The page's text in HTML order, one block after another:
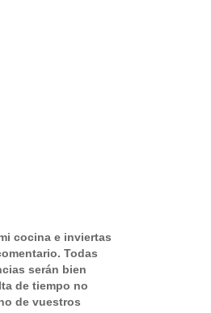
cocina e inviertas
Todas
serán bien
de tiempo no
de vuestros